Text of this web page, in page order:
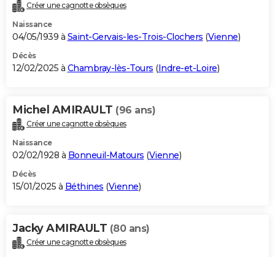
Créer une cagnotte obsèques
Naissance
04/05/1939 à Saint-Gervais-les-Trois-Clochers (Vienne)
Décès
12/02/2025 à Chambray-lès-Tours (Indre-et-Loire)
Michel AMIRAULT (96 ans)
Créer une cagnotte obsèques
Naissance
02/02/1928 à Bonneuil-Matours (Vienne)
Décès
15/01/2025 à Béthines (Vienne)
Jacky AMIRAULT (80 ans)
Créer une cagnotte obsèques